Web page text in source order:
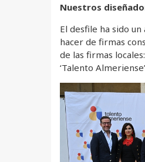
Nuestros
El desfile ha sido
hacer de firmas
de las firmas
‘Talento